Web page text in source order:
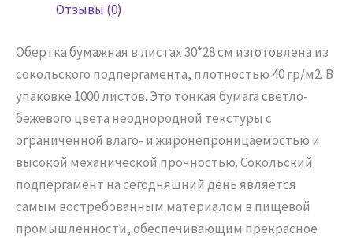
Отзывы (0)
Обертка бумажная в листах 30*28 см изготовлена из
сокольского подпергамента, плотностью 40 гр/м2. В
упаковке 1000 листов. Это тонкая бумага светло-
бежевого цвета неоднородной текстуры с
ограниченной влаго- и жиронепроницаемостью и
высокой механической прочностью. Сокольский
подпергамент на сегодняшний день является
самым востребованным материалом в пищевой
промышленности, обеспечивающим прекрасное